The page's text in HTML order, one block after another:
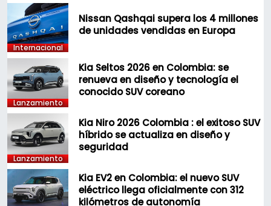
Internacional
Nissan Qashqai supera los 4 millones
de unidades vendidas en Europa
Lanzamiento
Kia Seltos 2026 en Colombia: se
renueva en diseño y tecnología el
conocido SUV coreano
Lanzamiento
Kia Niro 2026 Colombia : el exitoso SUV
híbrido se actualiza en diseño y
seguridad
Kia EV2 en Colombia: el nuevo SUV
eléctrico llega oficialmente con 312
kilómetros de autonomía